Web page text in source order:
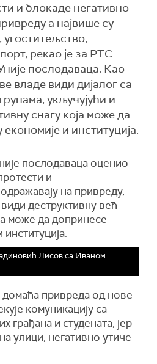
и блокаде негативно
а највише су
рекао је за РТС
послодаваца. Као
владе види дијалог са
укључујући и
снагу која може да
и институција.
послодаваца оценио
и
на привреду,
деструктивну већ
може да допринесе
Лисов са Иваном
привреда од нове
комуникацију са
грађана и студената, јер
улици, негативно утиче